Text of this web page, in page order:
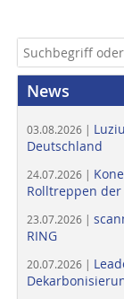
News
03.08.2026 |
Deutschland
24.07.2026 |
Rolltreppen der
23.07.2026 |
RING
20.07.2026 |